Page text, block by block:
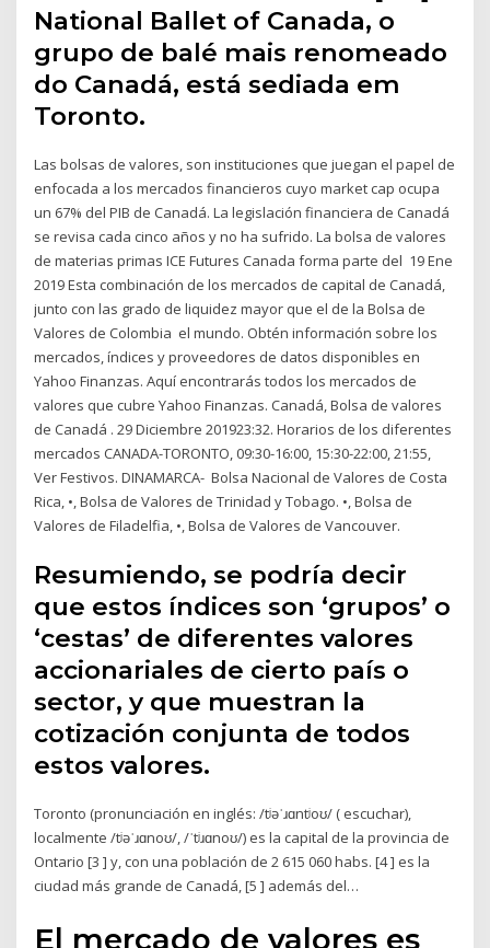
National Ballet of Canada, o
grupo de balé mais renomeado
do Canadá, está sediada em
Toronto.
Las bolsas de valores, son instituciones que juegan el papel de
enfocada a los mercados financieros cuyo market cap ocupa
un 67% del PIB de Canadá. La legislación financiera de Canadá
se revisa cada cinco años y no ha sufrido. La bolsa de valores
de materias primas ICE Futures Canada forma parte del 19 Ene
2019 Esta combinación de los mercados de capital de Canadá,
junto con las grado de liquidez mayor que el de la Bolsa de
Valores de Colombia el mundo. Obtén información sobre los
mercados, índices y proveedores de datos disponibles en
Yahoo Finanzas. Aquí encontrarás todos los mercados de
valores que cubre Yahoo Finanzas. Canadá, Bolsa de valores
de Canadá . 29 Diciembre 201923:32. Horarios de los diferentes
mercados CANADA-TORONTO, 09:30-16:00, 15:30-22:00, 21:55,
Ver Festivos. DINAMARCA- Bolsa Nacional de Valores de Costa
Rica, •, Bolsa de Valores de Trinidad y Tobago. •, Bolsa de
Valores de Filadelfia, •, Bolsa de Valores de Vancouver.
Resumiendo, se podría decir
que estos índices son ‘grupos’ o
‘cestas’ de diferentes valores
accionariales de cierto país o
sector, y que muestran la
cotización conjunta de todos
estos valores.
Toronto (pronunciación en inglés: /tʲəˈɹɑntʲoʊ/ ( escuchar),
localmente /tʲəˈɹɑnoʊ/, /ˈtʲɹɑnoʊ/) es la capital de la provincia de
Ontario [3 ] y, con una población de 2 615 060 habs. [4 ] es la
ciudad más grande de Canadá, [5 ] además del…
El mercado de valores es